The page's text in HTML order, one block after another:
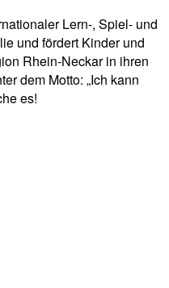
Lern-, Spiel- und
und fördert Kinder und
Rhein-Neckar in ihren
dem Motto: „Ich kann
es!